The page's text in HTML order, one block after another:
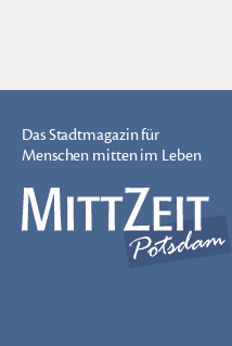
Das Stadtmagazin für
Menschen mitten im Leben